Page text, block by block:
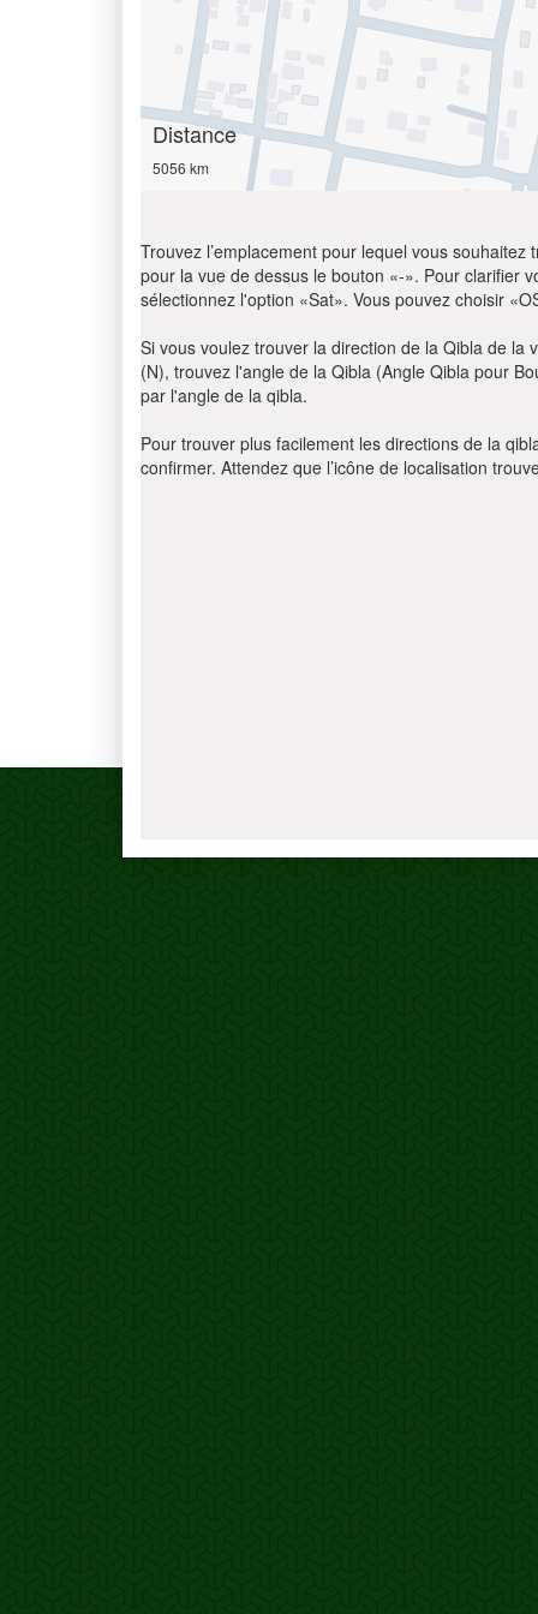
Distance
5056 km
Trouvez l’emplacement pour lequel vous
pour la vue de dessus le bouton «-». Pour clarifier
sélectionnez l'option «Sat». Vous pouvez choisir
Si vous voulez trouver la direction de la Qibla de la
(N), trouvez l'angle de la Qibla (Angle Qibla pour
par l'angle de la qibla.
Pour trouver plus facilement les directions de la
confirmer. Attendez que l’icône de localisation